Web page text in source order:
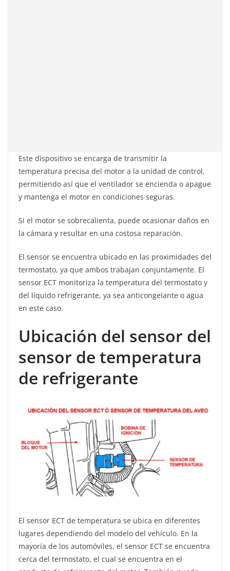
Este dispositivo se encarga de transmitir la
temperatura precisa del motor a la unidad de control,
permitiendo así que el ventilador se encienda o apague
y mantenga el motor en condiciones seguras.
Si el motor se sobrecalienta, puede ocasionar daños en
la cámara y resultar en una costosa reparación.
El sensor se encuentra ubicado en las proximidades del
termostato, ya que ambos trabajan conjuntamente. El
sensor ECT monitoriza la temperatura del termostato y
del líquido refrigerante, ya sea anticongelante o agua
en este caso.
Ubicación del sensor del
sensor de temperatura
de refrigerante
El sensor ECT de temperatura se ubica en diferentes
lugares dependiendo del modelo del vehículo. En la
mayoría de los automóviles, el sensor ECT se encuentra
cerca del termostato, el cual se encuentra en el